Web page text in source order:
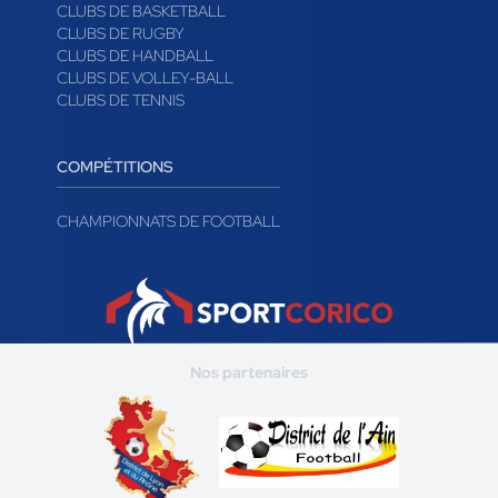
CLUBS DE BASKETBALL
CLUBS DE RUGBY
CLUBS DE HANDBALL
CLUBS DE VOLLEY-BALL
CLUBS DE TENNIS
COMPÉTITIONS
CHAMPIONNATS DE FOOTBALL
Nos partenaires